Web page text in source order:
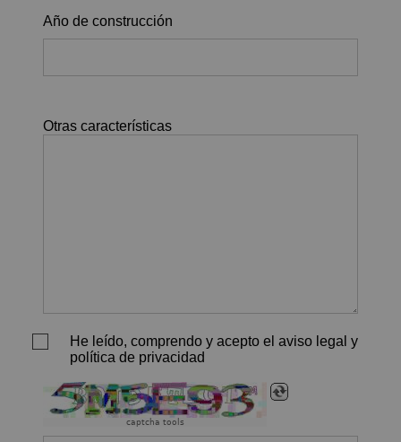
Año de construcción
Otras características
He leído, comprendo y acepto el aviso legal y
política de privacidad
captcha tools